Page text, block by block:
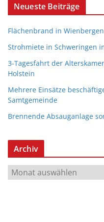
Neueste Beiträge
Flächenbrand in Wienbergen
Strohmiete in Schweringen
3-Tagesfahrt der
Holstein
Mehrere Einsätze
Samtgemeinde
Brennende Absauganlage
Archiv
r